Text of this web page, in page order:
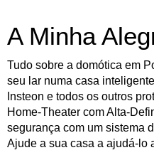
A Minha
Tudo sobre a domótica em
seu lar numa casa
Insteon e todos os outros
Home-Theater com Alta-
segurança com um sistema
Ajude a sua casa a ajudá-lo